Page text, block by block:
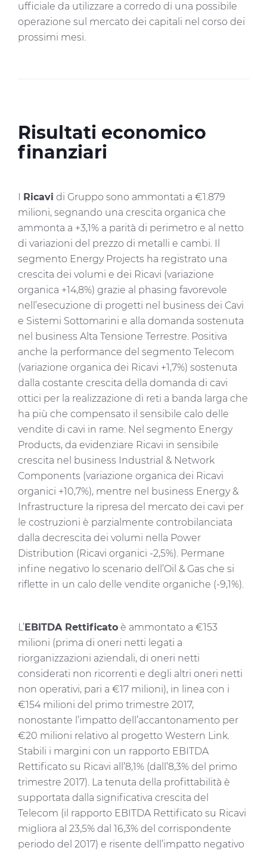
ufficiale da utilizzare a corredo di una possibile
operazione sul mercato dei capitali nel corso dei
prossimi mesi.
Risultati economico
finanziari
I Ricavi di Gruppo sono ammontati a €1.879
milioni, segnando una crescita organica che
ammonta a +3,1% a parità di perimetro e al netto
di variazioni del prezzo di metalli e cambi. Il
segmento Energy Projects ha registrato una
crescita dei volumi e dei Ricavi (variazione
organica +14,8%) grazie al phasing favorevole
nell’esecuzione di progetti nel business dei Cavi
e Sistemi Sottomarini e alla domanda sostenuta
nel business Alta Tensione Terrestre. Positiva
anche la performance del segmento Telecom
(variazione organica dei Ricavi +1,7%) sostenuta
dalla costante crescita della domanda di cavi
ottici per la realizzazione di reti a banda larga che
ha più che compensato il sensibile calo delle
vendite di cavi in rame. Nel segmento Energy
Products, da evidenziare Ricavi in sensibile
crescita nel business Industrial & Network
Components (variazione organica dei Ricavi
organici +10,7%), mentre nel business Energy &
Infrastructure la ripresa del mercato dei cavi per
le costruzioni è parzialmente controbilanciata
dalla decrescita dei volumi nella Power
Distribution (Ricavi organici -2,5%). Permane
infine negativo lo scenario dell’Oil & Gas che si
riflette in un calo delle vendite organiche (-9,1%).
L’EBITDA Rettificato è ammontato a €153
milioni (prima di oneri netti legati a
riorganizzazioni aziendali, di oneri netti
considerati non ricorrenti e degli altri oneri netti
non operativi, pari a €17 milioni), in linea con i
€154 milioni del primo trimestre 2017,
nonostante l’impatto dell’accantonamento per
€20 milioni relativo al progetto Western Link.
Stabili i margini con un rapporto EBITDA
Rettificato su Ricavi all’8,1% (dall’8,3% del primo
trimestre 2017). La tenuta della profittabilità è
supportata dalla significativa crescita del
Telecom (il rapporto EBITDA Rettificato su Ricavi
migliora al 23,5% dal 16,3% del corrispondente
periodo del 2017) e risente dell’impatto negativo